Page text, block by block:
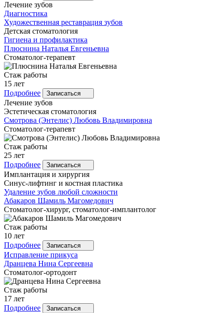
Лечение зубов
Диагностика
Художественная реставрация зубов
Детская стоматология
Гигиена и профилактика
Плюснина Наталья Евгеньевна
Стоматолог-терапевт
Стаж работы
15 лет
Подробнее
Записаться
Лечение зубов
Эстетическая стоматология
Смотрова (Энтелис) Любовь Владимировна
Стоматолог-терапевт
Стаж работы
25 лет
Подробнее
Записаться
Имплантация и хирургия
Синус-лифтинг и костная пластика
Удаление зубов любой сложности
Абакаров Шамиль Магомедович
Стоматолог-хирург, стоматолог-имплантолог
Стаж работы
10 лет
Подробнее
Записаться
Исправление прикуса
Дранцева Нина Сергеевна
Стоматолог-ортодонт
Стаж работы
17 лет
Подробнее
Записаться